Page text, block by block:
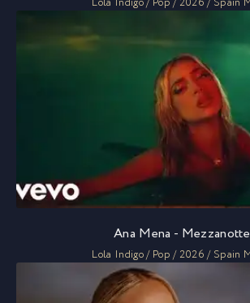
Ana Mena - Mezzanotte
Lola Indigo / Pop / 2026 / Spain